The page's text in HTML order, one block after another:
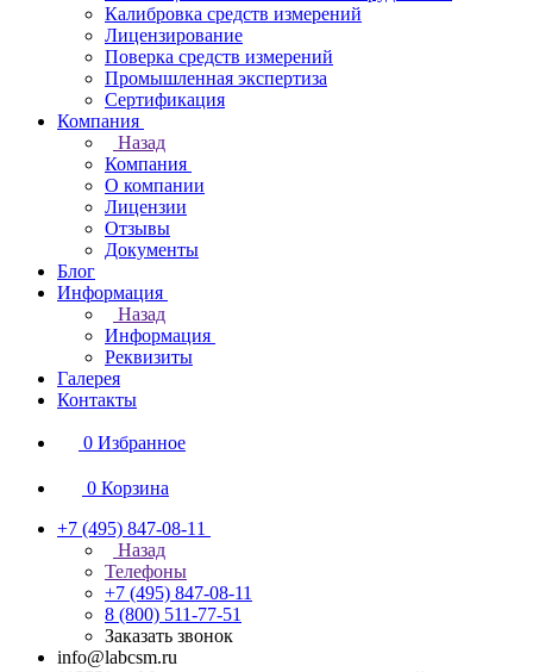
Калибровка средств измерений
Лицензирование
Поверка средств измерений
Промышленная экспертиза
Сертификация
Компания
Назад
Компания
О компании
Лицензии
Отзывы
Документы
Блог
Информация
Назад
Информация
Реквизиты
Галерея
Контакты
0 Избранное
0 Корзина
+7 (495) 847-08-11
Назад
Телефоны
+7 (495) 847-08-11
8 (800) 511-77-51
Заказать звонок
info@labcsm.ru